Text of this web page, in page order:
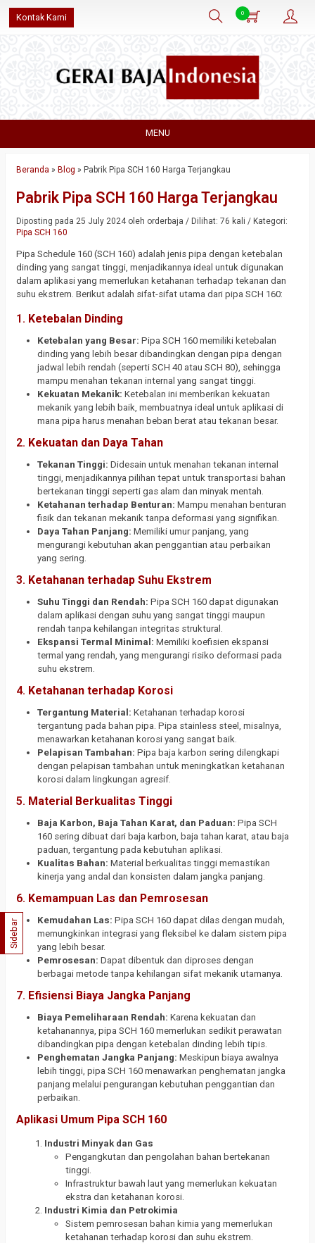
Kontak Kami 0
MENU
Beranda » Blog » Pabrik Pipa SCH 160 Harga Terjangkau
Pabrik Pipa SCH 160 Harga Terjangkau
Diposting pada 25 July 2024 oleh orderbaja / Dilihat: 76 kali / Kategori:
Pipa SCH 160
Pipa Schedule 160 (SCH 160) adalah jenis pipa dengan ketebalan
dinding yang sangat tinggi, menjadikannya ideal untuk digunakan
dalam aplikasi yang memerlukan ketahanan terhadap tekanan dan
suhu ekstrem. Berikut adalah sifat-sifat utama dari pipa SCH 160:
1. Ketebalan Dinding
Ketebalan yang Besar: Pipa SCH 160 memiliki ketebalan
dinding yang lebih besar dibandingkan dengan pipa dengan
jadwal lebih rendah (seperti SCH 40 atau SCH 80), sehingga
mampu menahan tekanan internal yang sangat tinggi.
Kekuatan Mekanik: Ketebalan ini memberikan kekuatan
mekanik yang lebih baik, membuatnya ideal untuk aplikasi di
mana pipa harus menahan beban berat atau tekanan besar.
2. Kekuatan dan Daya Tahan
Tekanan Tinggi: Didesain untuk menahan tekanan internal
tinggi, menjadikannya pilihan tepat untuk transportasi bahan
bertekanan tinggi seperti gas alam dan minyak mentah.
Ketahanan terhadap Benturan: Mampu menahan benturan
fisik dan tekanan mekanik tanpa deformasi yang signifikan.
Daya Tahan Panjang: Memiliki umur panjang, yang
mengurangi kebutuhan akan penggantian atau perbaikan
yang sering.
3. Ketahanan terhadap Suhu Ekstrem
Suhu Tinggi dan Rendah: Pipa SCH 160 dapat digunakan
dalam aplikasi dengan suhu yang sangat tinggi maupun
rendah tanpa kehilangan integritas struktural.
Ekspansi Termal Minimal: Memiliki koefisien ekspansi
termal yang rendah, yang mengurangi risiko deformasi pada
suhu ekstrem.
4. Ketahanan terhadap Korosi
Tergantung Material: Ketahanan terhadap korosi
tergantung pada bahan pipa. Pipa stainless steel, misalnya,
menawarkan ketahanan korosi yang sangat baik.
Pelapisan Tambahan: Pipa baja karbon sering dilengkapi
dengan pelapisan tambahan untuk meningkatkan ketahanan
korosi dalam lingkungan agresif.
5. Material Berkualitas Tinggi
Baja Karbon, Baja Tahan Karat, dan Paduan: Pipa SCH
160 sering dibuat dari baja karbon, baja tahan karat, atau baja
paduan, tergantung pada kebutuhan aplikasi.
Kualitas Bahan: Material berkualitas tinggi memastikan
kinerja yang andal dan konsisten dalam jangka panjang.
6. Kemampuan Las dan Pemrosesan
Kemudahan Las: Pipa SCH 160 dapat dilas dengan mudah,
memungkinkan integrasi yang fleksibel ke dalam sistem pipa
yang lebih besar.
Pemrosesan: Dapat dibentuk dan diproses dengan
berbagai metode tanpa kehilangan sifat mekanik utamanya.
7. Efisiensi Biaya Jangka Panjang
Biaya Pemeliharaan Rendah: Karena kekuatan dan
ketahanannya, pipa SCH 160 memerlukan sedikit perawatan
dibandingkan pipa dengan ketebalan dinding lebih tipis.
Penghematan Jangka Panjang: Meskipun biaya awalnya
lebih tinggi, pipa SCH 160 menawarkan penghematan jangka
panjang melalui pengurangan kebutuhan penggantian dan
perbaikan.
Aplikasi Umum Pipa SCH 160
Industri Minyak dan Gas
Pengangkutan dan pengolahan bahan bertekanan
tinggi.
Infrastruktur bawah laut yang memerlukan kekuatan
ekstra dan ketahanan korosi.
Industri Kimia dan Petrokimia
Sistem pemrosesan bahan kimia yang memerlukan
ketahanan terhadap korosi dan suhu ekstrem.
Sidebar